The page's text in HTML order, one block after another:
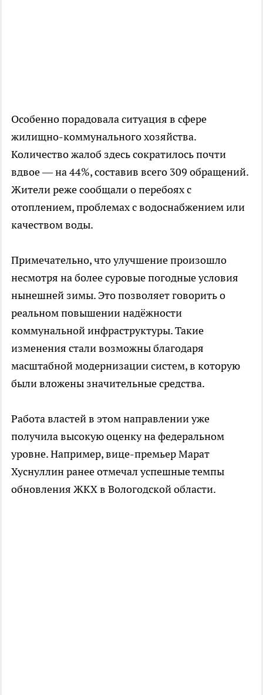
Особенно порадовала ситуация в сфере
жилищно-коммунального хозяйства.
Количество жалоб здесь сократилось почти
вдвое — на 44%, составив всего 309 обращений.
Жители реже сообщали о перебоях с
отоплением, проблемах с водоснабжением или
качеством воды.
Примечательно, что улучшение произошло
несмотря на более суровые погодные условия
нынешней зимы. Это позволяет говорить о
реальном повышении надёжности
коммунальной инфраструктуры. Такие
изменения стали возможны благодаря
масштабной модернизации систем, в которую
были вложены значительные средства.
Работа властей в этом направлении уже
получила высокую оценку на федеральном
уровне. Например, вице-премьер Марат
Хуснуллин ранее отмечал успешные темпы
обновления ЖКХ в Вологодской области.